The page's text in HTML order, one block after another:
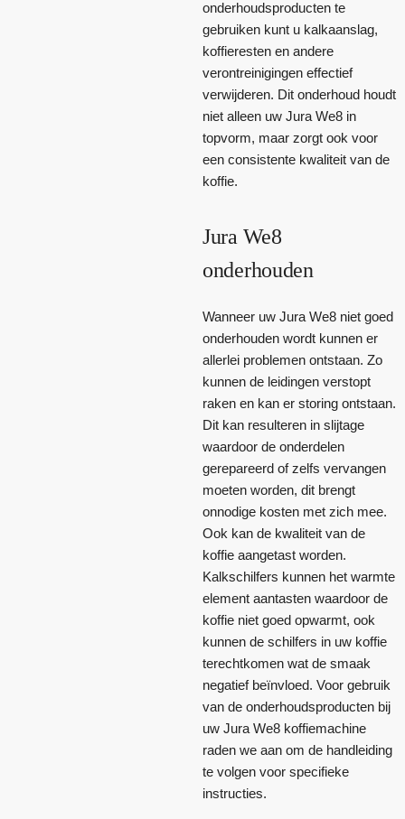
onderhoudsproducten te
gebruiken kunt u kalkaanslag,
koffieresten en andere
verontreinigingen effectief
verwijderen. Dit onderhoud houdt
niet alleen uw Jura We8 in
topvorm, maar zorgt ook voor
een consistente kwaliteit van de
koffie.
Jura We8
onderhouden
Wanneer uw Jura We8 niet goed
onderhouden wordt kunnen er
allerlei problemen ontstaan. Zo
kunnen de leidingen verstopt
raken en kan er storing ontstaan.
Dit kan resulteren in slijtage
waardoor de onderdelen
gerepareerd of zelfs vervangen
moeten worden, dit brengt
onnodige kosten met zich mee.
Ook kan de kwaliteit van de
koffie aangetast worden.
Kalkschilfers kunnen het warmte
element aantasten waardoor de
koffie niet goed opwarmt, ook
kunnen de schilfers in uw koffie
terechtkomen wat de smaak
negatief beïnvloed. Voor gebruik
van de onderhoudsproducten bij
uw Jura We8 koffiemachine
raden we aan om de handleiding
te volgen voor specifieke
instructies.